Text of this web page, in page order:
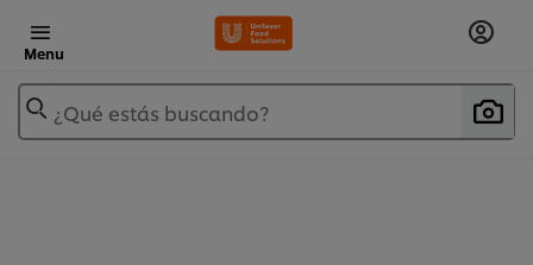
Menu
¿Qué estás buscando?